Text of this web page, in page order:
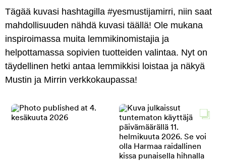
Tägää kuvasi hashtagilla #yesmustijamirri, niin saat
mahdollisuuden nähdä kuvasi täällä! Ole mukana
inspiroimassa muita lemmikinomistajia ja
helpottamassa sopivien tuotteiden valintaa. Nyt on
täydellinen hetki antaa lemmikkisi loistaa ja näkyä
Mustin ja Mirrin verkkokaupassa!